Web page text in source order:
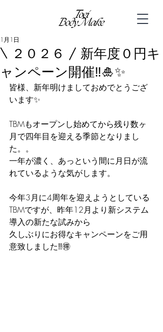
\ ２０２６ / 新年度０円キ
ャンペーン開催‼︎🎍✨
1月1日
皆様、新年明けましておめでとうござ
います✨
TBMもオープンし始めてから残り数ヶ
月で四年目を迎える季節となりまし
た。。
一年が濃く、あっという間に月日が流
れているような気がします。
今年3月に4周年を迎えようとしている
TBMですが、昨年12月より新システム
導入の新たな試みから
久しぶりにお得なキャンペーンをご用
意致しました‼︎🉐